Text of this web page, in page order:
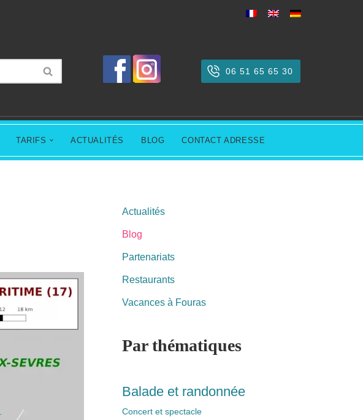
06 51 65 65 30
TARIFS ACTUALITÉS BLOG CONTACT ADRESSE
Actualités
Blog
Partenariats
Restaurants
Vacances à Fouras
Par thématiques
Balade et randonnée
Concert et spectacle